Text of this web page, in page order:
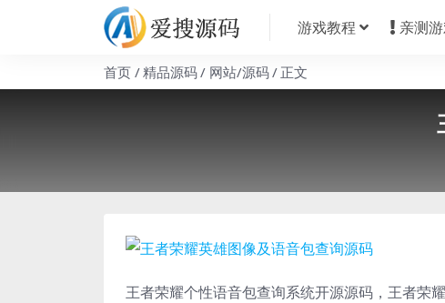
游戏教程 亲测
首页 精品源码 网站/源码 正文
王者荣耀个性语音包查询系统开源源码，王者荣